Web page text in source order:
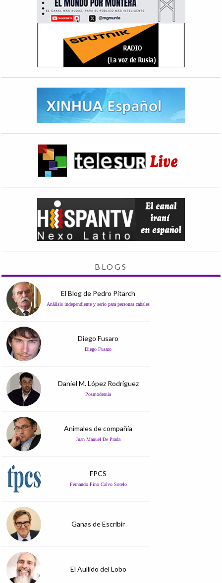
BLOGS
El Blog de Pedro Pitarch
Análisis independiente y serio para personas cabales
Diego Fusaro
Diego Fusaro
Daniel M. López Rodríguez
Posmodernia
Animales de compañía
Juan Manuel De Prada
FPCS
Fernando Pino Calvo Sotelo
Ganas de Escribir
El Aullido del Lobo